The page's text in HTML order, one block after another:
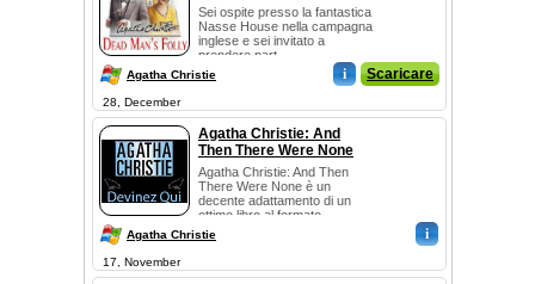
Sei ospite presso la fantastica
Nasse House nella campagna
inglese e sei invitato a
prendere part...
Agatha Christie i Scaricare
28, December
Agatha Christie: And
Then There Were None
Agatha Christie: And Then
There Were None è un
decente adattamento di un
ottimo libro al formato ...
Agatha Christie i
17, November